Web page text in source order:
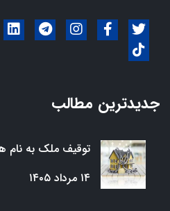
جدیدترین مطالب
توقیف ملک به نام
۱۴ مرداد ۱۴۰۵